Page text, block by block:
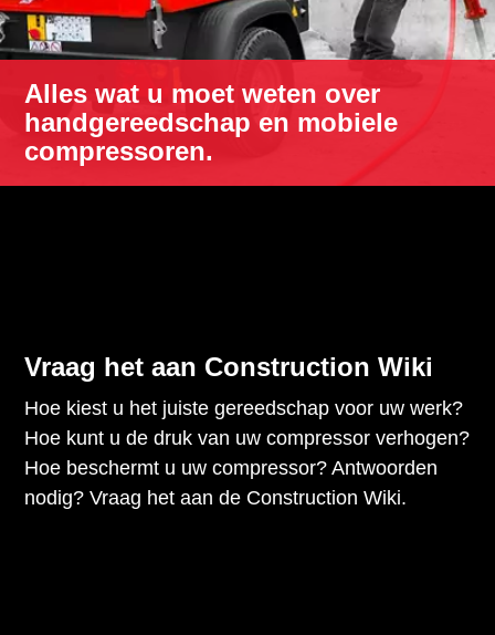
Alles wat u moet weten over
handgereedschap en mobiele
compressoren.
Vraag het aan Construction Wiki
Hoe kiest u het juiste gereedschap voor uw werk?
Hoe kunt u de druk van uw compressor verhogen?
Hoe beschermt u uw compressor? Antwoorden
nodig? Vraag het aan de Construction Wiki.